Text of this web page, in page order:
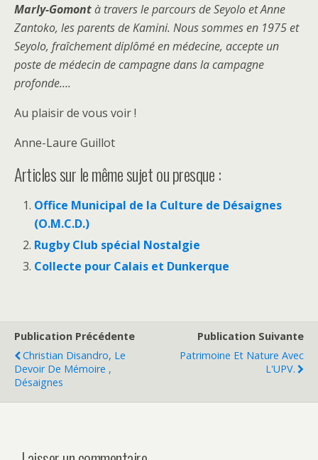
Marly-Gomontà travers le parcours de Seyolo et Anne
Zantoko, les parents de Kamini. Nous sommes en 1975 et
Seyolo, fraîchement diplômé en médecine, accepte un
poste de médecin de campagne dans la campagne
profonde….
Au plaisir de vous voir !
Anne-Laure Guillot
Articles sur le même sujet ou presque :
Office Municipal de la Culture de Désaignes
(O.M.C.D.)
Rugby Club spécial Nostalgie
Collecte pour Calais et Dunkerque
Publication Précédente
Christian Disandro, Le
Devoir De Mémoire ,
Désaignes
Publication Suivante
Patrimoine Et Nature Avec
L'UPV.